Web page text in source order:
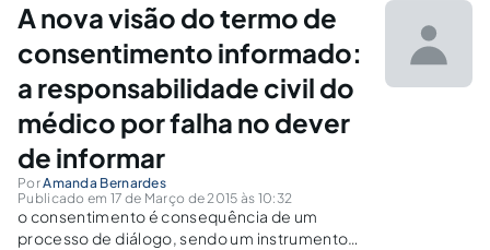
estão além da própria ciência.
A nova visão do termo de
consentimento informado:
a responsabilidade civil do
médico por falha no dever
de informar
PorAmanda Bernardes
Publicado em 17 de Março de 2015 às 10:32
o consentimento é consequência de um
processo de diálogo, sendo um instrumento